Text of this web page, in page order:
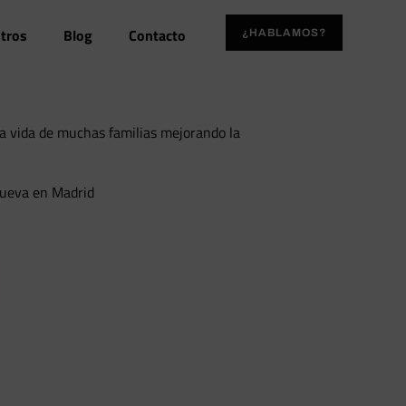
Blog Contacto ¿HABLAMOS?
vida de muchas familias mejorando la
en Madrid